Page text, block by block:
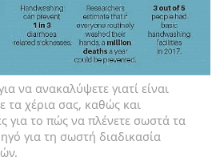
να ανακαλύψετε γιατί είναι
τα χέρια σας, καθώς και
για το πώς να πλένετε σωστά τα
για τη σωστή διαδικασία